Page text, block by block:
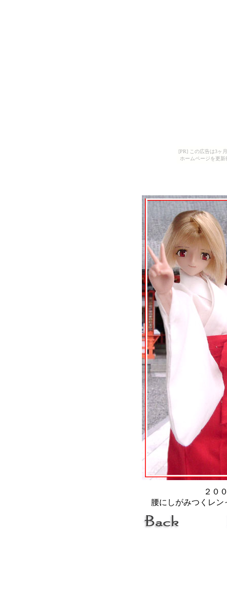
[PR] この広告は3ヶ
ホームページを更
２０
腰にしがみつくレ